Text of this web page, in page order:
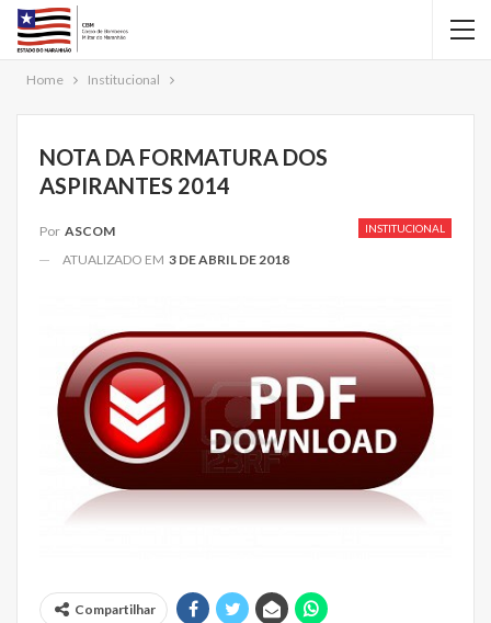
Home Institucional
NOTA DA FORMATURA DOS
ASPIRANTES 2014
INSTITUCIONAL
Por ASCOM
ATUALIZADO EM 3 DE ABRIL DE 2018
Compartilhar